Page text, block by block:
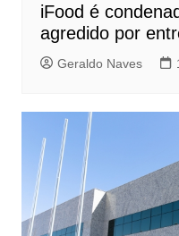
iFood é
agredido por
Geraldo Naves